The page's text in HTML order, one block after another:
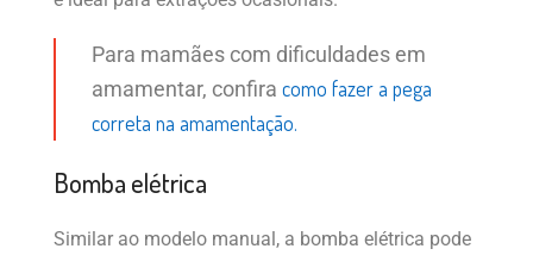
Para mamães com dificuldades em
amamentar, confira como fazer a pega
correta na amamentação.
Bomba elétrica
Similar ao modelo manual, a bomba elétrica pode